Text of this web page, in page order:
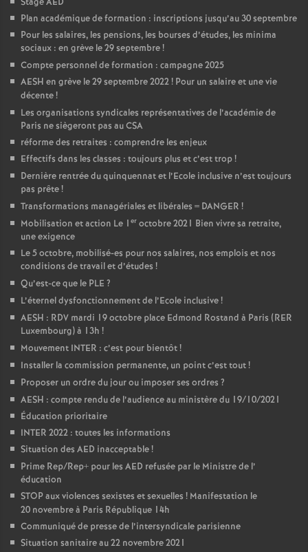
Plan académique de formation : inscriptions jusqu’au 30 septembre
Pour les salaires, les pensions, les bourses d’études, les minima
sociaux : en grève le 29 septembre!
Compte personnel de formation : campagne 2025
AESH en grève le 29 septembre 2022! Pour un salaire et une vie
décente!
Les organisations syndicales représentatives de l’académie de
Paris ne siègeront pas au CSA
réforme des retraites : comprendre les enjeux
Effectifs dans les classes : toujours plus et c’est trop!
Dernière rentrée du quinquennat et l’Ecole inclusive n’est toujours
pas prête!
Transformations managériales et libérales = DANGER !
Mobilisation et action Le 1 er octobre 2021 Bien vivre sa retraite,
une exigence
Le 5 octobre, mobilisé-es pour nos salaires, nos emplois et nos
conditions de travail et d’études !
Qu’est-ce que le PLE ?
L’éternel dysfonctionnement de l’Ecole inclusive!
AESH : RDV mardi 19 octobre place Edmond Rostand à Paris (RER
Luxembourg) à 13h !
Mouvement INTER : c’est pour bientôt!
Installer la commission permanente, un point c’est tout!
Proposer un ordre du jour ou imposer ses ordres ?
AESH : compte rendu de l’audience au ministère du 19/10/2021
Éducation prioritaire
INTER 2022 : toutes les informations
Situation des AED inacceptable!
Prime Rep/Rep+ pour les AED refusée par le Ministre de l’
éducation
STOP aux violences sexistes et sexuelles ! Manifestation le
20 novembre à Paris République 14h
Communiqué de presse de l’intersyndicale parisienne
Situation sanitaire au 22 novembre 2021